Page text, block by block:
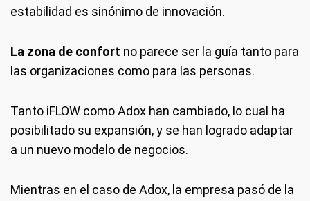
estabilidad es sinónimo de innovación.
La zona de confort no parece ser la guía tanto para
las organizaciones como para las personas.
Tanto iFLOW como Adox han cambiado, lo cual ha
posibilitado su expansión, y se han logrado adaptar
a un nuevo modelo de negocios.
Mientras en el caso de Adox, la empresa pasó de la